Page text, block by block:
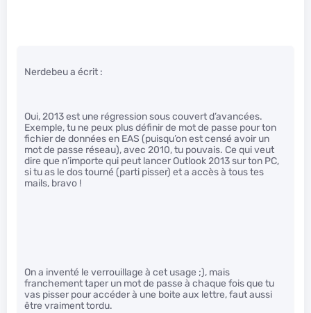
Nerdebeu a écrit :
Oui, 2013 est une régression sous couvert d’avancées.
Exemple, tu ne peux plus définir de mot de passe pour ton
fichier de données en EAS (puisqu’on est censé avoir un
mot de passe réseau), avec 2010, tu pouvais. Ce qui veut
dire que n’importe qui peut lancer Outlook 2013 sur ton PC,
si tu as le dos tourné (parti pisser) et a accès à tous tes
mails, bravo !
On a inventé le verrouillage à cet usage ;), mais
franchement taper un mot de passe à chaque fois que tu
vas pisser pour accéder à une boite aux lettre, faut aussi
être vraiment tordu.